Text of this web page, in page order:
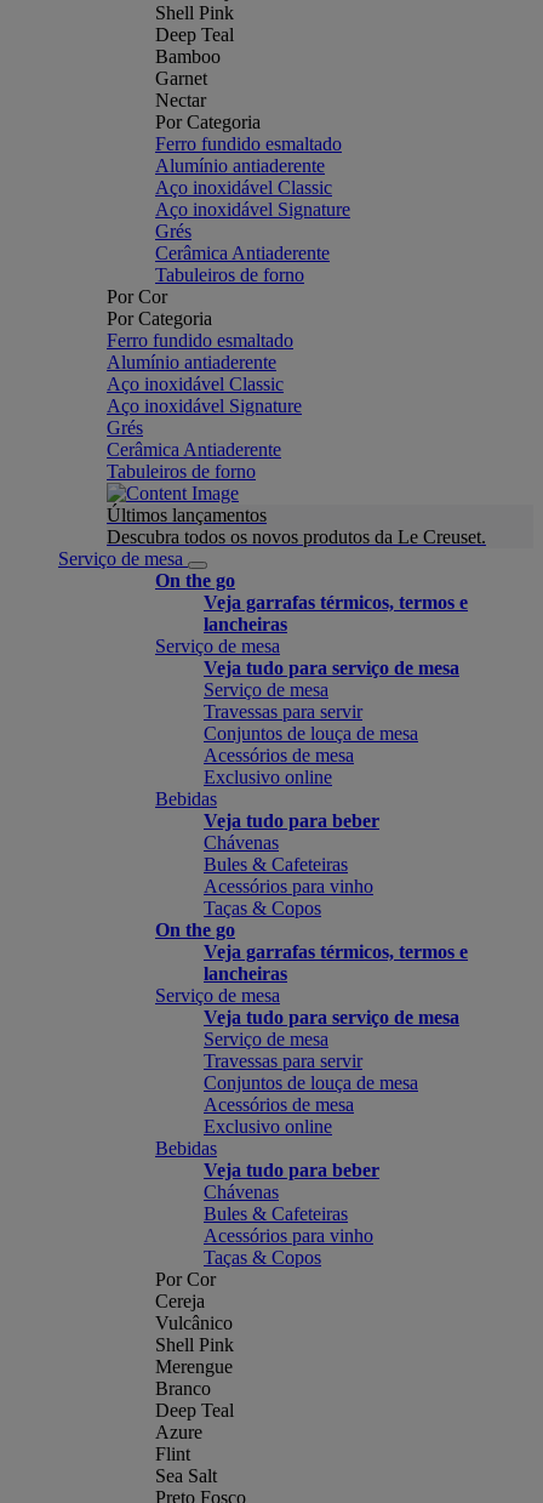
Shell Pink
Deep Teal
Bamboo
Garnet
Nectar
Por Categoria
Ferro fundido esmaltado
Alumínio antiaderente
Aço inoxidável Classic
Aço inoxidável Signature
Grés
Cerâmica Antiaderente
Tabuleiros de forno
Por Cor
Por Categoria
Ferro fundido esmaltado
Alumínio antiaderente
Aço inoxidável Classic
Aço inoxidável Signature
Grés
Cerâmica Antiaderente
Tabuleiros de forno
Últimos lançamentos
Descubra todos os novos produtos da Le Creuset.
Serviço de mesa
On the go
Veja garrafas térmicos, termos e
lancheiras
Serviço de mesa
Veja tudo para serviço de mesa
Serviço de mesa
Travessas para servir
Conjuntos de louça de mesa
Acessórios de mesa
Exclusivo online
Bebidas
Veja tudo para beber
Chávenas
Bules & Cafeteiras
Acessórios para vinho
Taças & Copos
On the go
Veja garrafas térmicos, termos e
lancheiras
Serviço de mesa
Veja tudo para serviço de mesa
Serviço de mesa
Travessas para servir
Conjuntos de louça de mesa
Acessórios de mesa
Exclusivo online
Bebidas
Veja tudo para beber
Chávenas
Bules & Cafeteiras
Acessórios para vinho
Taças & Copos
Por Cor
Cereja
Vulcânico
Shell Pink
Merengue
Branco
Deep Teal
Azure
Flint
Sea Salt
Preto Fosco